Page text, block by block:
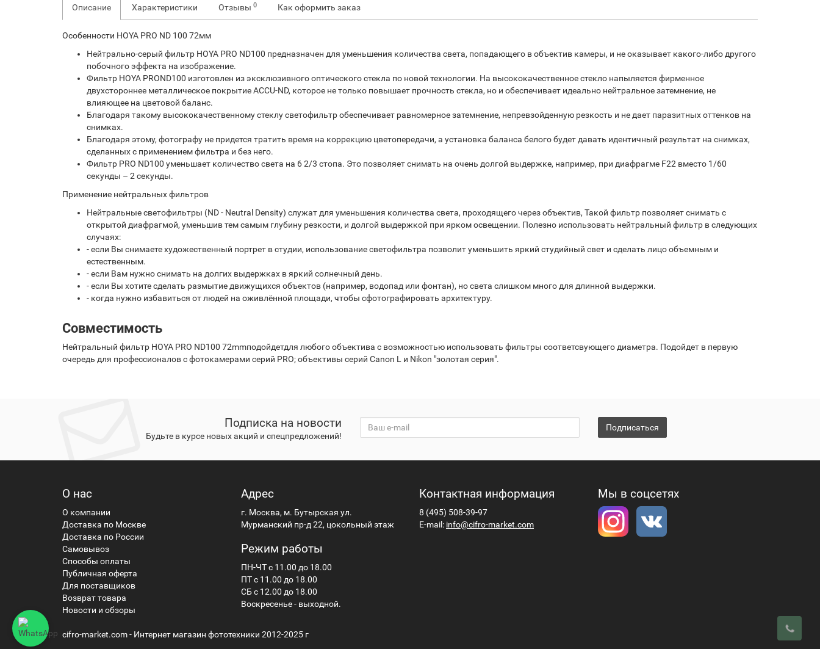
Описание Характеристики Отзывы 0 Как оформить заказ
Особенности HOYA PRO ND 100 72мм
Нейтрально-серый фильтр HOYA PRO ND100 предназначен для уменьшения количества света, попадающего в объектив камеры, и не оказывает какого-либо другого
побочного эффекта на изображение.
Фильтр HOYA PROND100 изготовлен из эксклюзивного оптического стекла по новой технологии. На высококачественное стекло напыляется фирменное
двухстороннее металлическое покрытие ACCU-ND, которое не только повышает прочность стекла, но и обеспечивает идеально нейтральное затемнение, не
влияющее на цветовой баланс.
Благодаря такому высококачественному стеклу светофильтр обеспечивает равномерное затемнение, непревзойденную резкость и не дает паразитных оттенков на
снимках.
Благодаря этому, фотографу не придется тратить время на коррекцию цветопередачи, а установка баланса белого будет давать идентичный результат на снимках,
сделанных с применением фильтра и без него.
Фильтр PRO ND100 уменьшает количество света на 6 2/3 стопа. Это позволяет снимать на очень долгой выдержке, например, при диафрагме F22 вместо 1/60
секунды – 2 секунды.
Применение нейтральных фильтров
Нейтральные светофильтры (ND - Neutral Density) служат для уменьшения количества света, проходящего через объектив, Такой фильтр позволяет снимать с
открытой диафрагмой, уменьшив тем самым глубину резкости, и долгой выдержкой при ярком освещении. Полезно использовать нейтральный фильтр в следующих
случаях:
- если Вы снимаете художественный портрет в студии, использование светофильтра позволит уменьшить яркий студийный свет и сделать лицо объемным и
естественным.
- если Вам нужно снимать на долгих выдержках в яркий солнечный день.
- если Вы хотите сделать размытие движущихся объектов (например, водопад или фонтан), но света слишком много для длинной выдержки.
- когда нужно избавиться от людей на оживлённой площади, чтобы сфотографировать архитектуру.
Совместимость
Нейтральный фильтр HOYA PRO ND100 72mm подойдетдля любого объектива с возможностью использовать фильтры соответсвующего диаметра. Подойдет в первую
очередь для профессионалов с фотокамерами серий PRO; объективы серий Canon L и Nikon "золотая серия".
Подписка на новости
Будьте в курсе новых акций и спецпредложений!
Подписаться
О нас
О компании
Доставка по Москве
Доставка по России
Самовывоз
Способы оплаты
Публичная оферта
Для поставщиков
Возврат товара
Новости и обзоры
Адрес
г. Москва, м. Бутырская ул.
Мурманский пр-д 22, цокольный этаж
Режим работы
ПН-ЧТ с 11.00 до 18.00
ПТ с 11.00 до 18.00
СБ с 12.00 до 18.00
Воскресенье - выходной.
Контактная информация
8 (495) 508-39-97
E-mail: info@cifro-market.com
Мы в соцсетях
cifro-market.com - Интернет магазин фототехники 2012-2025 г